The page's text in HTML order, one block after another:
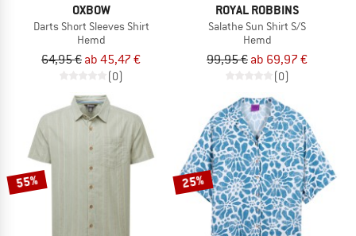
OXBOW
Darts Short Sleeves Shirt
Hemd
64,95 € ab 45,47 €
(0)
ROYAL ROBBINS
Salathe Sun Shirt S/S
Hemd
99,95 € ab 69,97 €
(0)
55% 25%